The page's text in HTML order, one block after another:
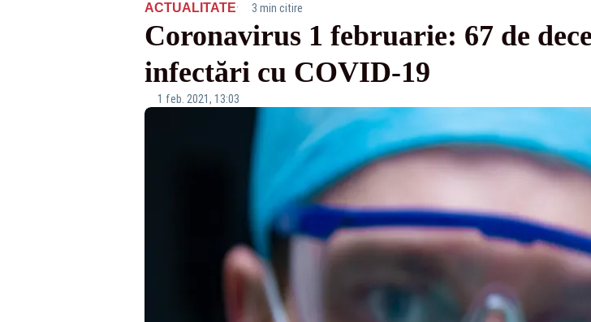
ACTUALITATE· 3 min citire
Coronavirus 1 februarie: 67 de
infectări cu COVID-19
1 feb. 2021, 13:03